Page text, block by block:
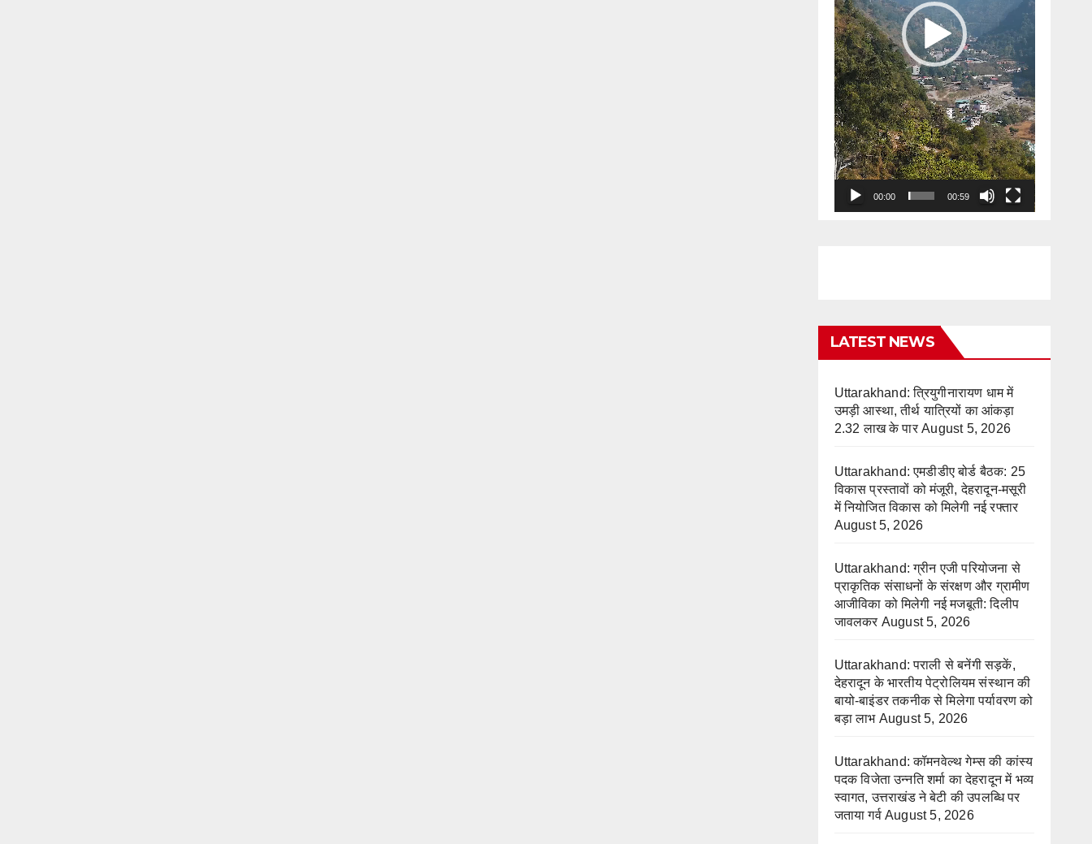
00:00 00:59
LATEST NEWS
Uttarakhand: त्रियुगीनारायण धाम में
उमड़ी आस्था, तीर्थ यात्रियों का आंकड़ा
2.32 लाख के पार August 5, 2026
Uttarakhand: एमडीडीए बोर्ड बैठक: 25
विकास प्रस्तावों को मंजूरी, देहरादून-मसूरी
में नियोजित विकास को मिलेगी नई रफ्तार
August 5, 2026
Uttarakhand: ग्रीन एजी परियोजना से
प्राकृतिक संसाधनों के संरक्षण और ग्रामीण
आजीविका को मिलेगी नई मजबूती: दिलीप
जावलकर August 5, 2026
Uttarakhand: पराली से बनेंगी सड़कें,
देहरादून के भारतीय पेट्रोलियम संस्थान की
बायो-बाइंडर तकनीक से मिलेगा पर्यावरण को
बड़ा लाभ August 5, 2026
Uttarakhand: कॉमनवेल्थ गेम्स की कांस्य
पदक विजेता उन्नति शर्मा का देहरादून में भव्य
स्वागत, उत्तराखंड ने बेटी की उपलब्धि पर
जताया गर्व August 5, 2026